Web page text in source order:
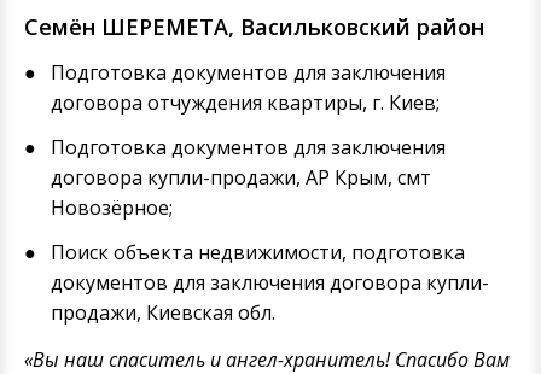
Семён ШЕРЕМЕТА, Васильковский район
Подготовка документов для заключения
договора отчуждения квартиры, г. Киев;
Подготовка документов для заключения
договора купли-продажи, АР Крым, смт
Новозёрное;
Поиск объекта недвижимости, подготовка
документов для заключения договора купли-
продажи, Киевская обл.
«Вы наш спаситель и ангел-хранитель! Спасибо Вам